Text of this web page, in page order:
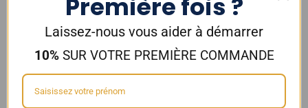
E-Liquide CLASSIC CAFE 10ml –
CLASSIC STRONG BLONDY
40ml – SAVOUREA
12,00
Laissez-nous vous aider à démarrer
10%SUR VOTRE PREMIÈRE COMMANDE